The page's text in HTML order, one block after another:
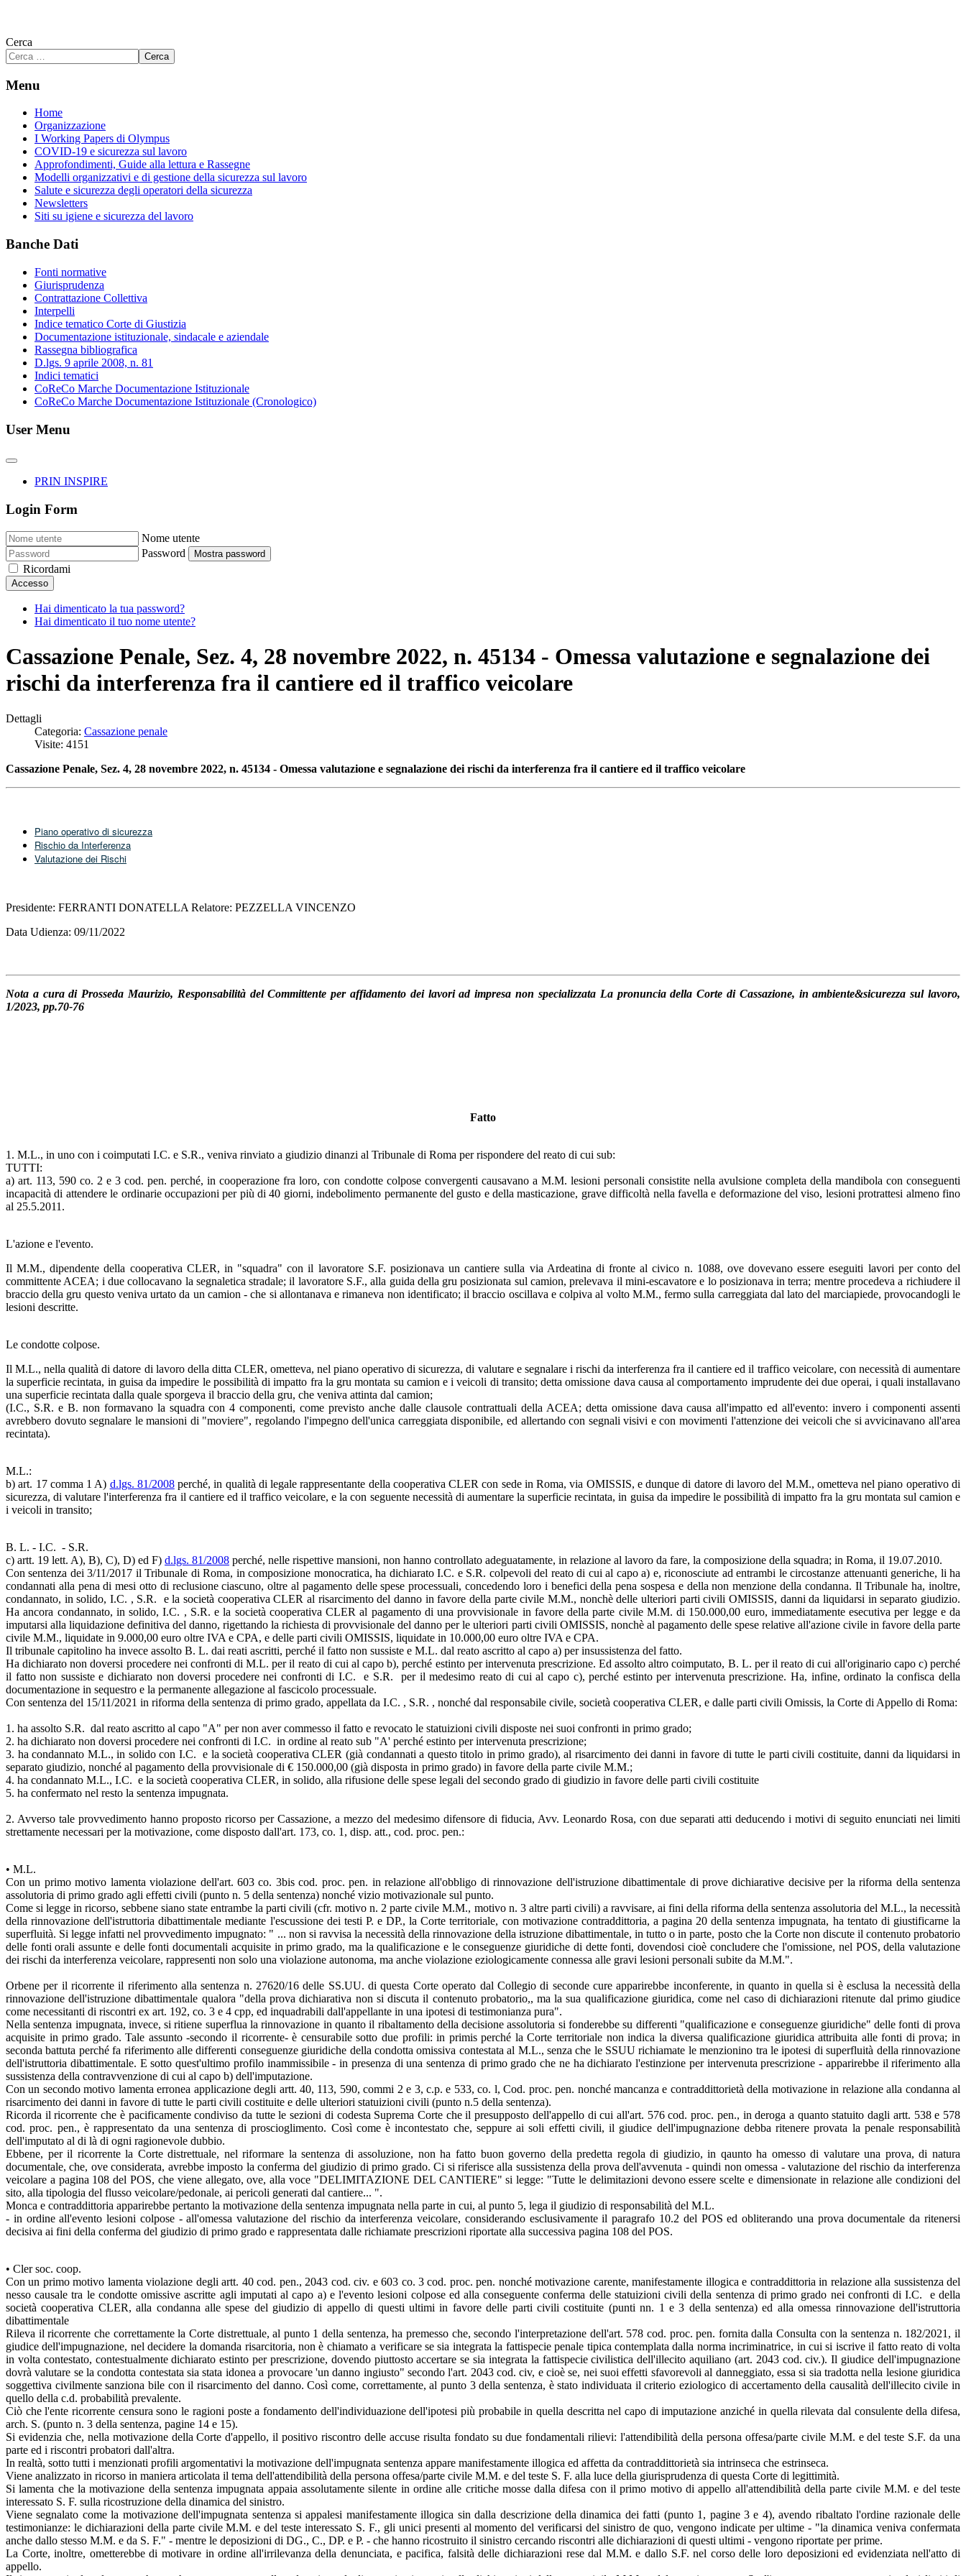
Cerca
Cerca
Menu
Home
Organizzazione
I Working Papers di Olympus
COVID-19 e sicurezza sul lavoro
Approfondimenti, Guide alla lettura e Rassegne
Modelli organizzativi e di gestione della sicurezza sul lavoro
Salute e sicurezza degli operatori della sicurezza
Newsletters
Siti su igiene e sicurezza del lavoro
Banche Dati
Fonti normative
Giurisprudenza
Contrattazione Collettiva
Interpelli
Indice tematico Corte di Giustizia
Documentazione istituzionale, sindacale e aziendale
Rassegna bibliografica
D.lgs. 9 aprile 2008, n. 81
Indici tematici
CoReCo Marche Documentazione Istituzionale
CoReCo Marche Documentazione Istituzionale (Cronologico)
User Menu
PRIN INSPIRE
Login Form
Nome utente
Password
Mostra password
Ricordami
Accesso
Hai dimenticato la tua password?
Hai dimenticato il tuo nome utente?
Cassazione Penale, Sez. 4, 28 novembre 2022, n. 45134 - Omessa valutazione e segnalazione dei
rischi da interferenza fra il cantiere ed il traffico veicolare
Dettagli
Categoria: Cassazione penale
Visite: 4151
Cassazione Penale, Sez. 4, 28 novembre 2022, n. 45134 - Omessa valutazione e segnalazione dei rischi da interferenza fra il cantiere ed il traffico veicolare
Piano operativo di sicurezza
Rischio da Interferenza
Valutazione dei Rischi
Presidente: FERRANTI DONATELLA Relatore: PEZZELLA VINCENZO
Data Udienza: 09/11/2022
Nota a cura di Prosseda Maurizio, Responsabilità del Committente per affidamento dei lavori ad impresa non specializzata La pronuncia della Corte di Cassazione, in ambiente&sicurezza sul lavoro,
1/2023, pp.70-76
Fatto
1. M.L., in uno con i coimputati I.C. e S.R., veniva rinviato a giudizio dinanzi al Tribunale di Roma per rispondere del reato di cui sub:
TUTTI:
a) art. 113, 590 co. 2 e 3 cod. pen. perché, in cooperazione fra loro, con condotte colpose convergenti causavano a M.M. lesioni personali consistite nella avulsione completa della mandibola con conseguenti
incapacità di attendere le ordinarie occupazioni per più di 40 giorni, indebolimento permanente del gusto e della masticazione, grave difficoltà nella favella e deformazione del viso, lesioni protrattesi almeno fino
al 25.5.2011.
L'azione e l'evento.
Il M.M., dipendente della cooperativa CLER, in "squadra" con il lavoratore S.F. posizionava un cantiere sulla via Ardeatina di fronte al civico n. 1088, ove dovevano essere eseguiti lavori per conto del
committente ACEA; i due collocavano la segnaletica stradale; il lavoratore S.F., alla guida della gru posizionata sul camion, prelevava il mini-escavatore e lo posizionava in terra; mentre procedeva a richiudere il
braccio della gru questo veniva urtato da un camion - che si allontanava e rimaneva non identificato; il braccio oscillava e colpiva al volto M.M., fermo sulla carreggiata dal lato del marciapiede, provocandogli le
lesioni descritte.
Le condotte colpose.
Il M.L., nella qualità di datore di lavoro della ditta CLER, ometteva, nel piano operativo di sicurezza, di valutare e segnalare i rischi da interferenza fra il cantiere ed il traffico veicolare, con necessità di aumentare
la superficie recintata, in guisa da impedire le possibilità di impatto fra la gru montata su camion e i veicoli di transito; detta omissione dava causa al comportamento imprudente dei due operai, i quali installavano
una superficie recintata dalla quale sporgeva il braccio della gru, che veniva attinta dal camion;
(I.C., S.R. e B. non formavano la squadra con 4 componenti, come previsto anche dalle clausole contrattuali della ACEA; detta omissione dava causa all'impatto ed all'evento: invero i componenti assenti
avrebbero dovuto segnalare le mansioni di "moviere", regolando l'impegno dell'unica carreggiata disponibile, ed allertando con segnali visivi e con movimenti l'attenzione dei veicoli che si avvicinavano all'area
recintata).
M.L.:
b) art. 17 comma 1 A) d.lgs. 81/2008perché, in qualità di legale rappresentante della cooperativa CLER con sede in Roma, via OMISSIS, e dunque di datore di lavoro del M.M., ometteva nel piano operativo di
sicurezza, di valutare l'interferenza fra il cantiere ed il traffico veicolare, e la con­ seguente necessità di aumentare la superficie recintata, in guisa da impedire le possibilità di impatto fra la gru montata sul camion e
i veicoli in transito;
B. L. - I.C. - S.R.
c) artt. 19 lett. A), B), C), D) ed F) d.lgs. 81/2008 perché, nelle rispettive mansioni, non hanno controllato adeguatamente, in relazione al lavoro da fare, la composizione della squadra; in Roma, il 19.07.2010.
Con sentenza dei 3/11/2017 il Tribunale di Roma, in composizione monocratica, ha dichiarato I.C. e S.R. colpevoli del reato di cui al capo a) e, riconosciute ad entrambi le circostanze attenuanti generiche, li ha
condannati alla pena di mesi otto di reclusione ciascuno, oltre al pagamento delle spese processuali, concedendo loro i benefici della pena sospesa e della non menzione della condanna. Il Tribunale ha, inoltre,
condannato, in solido, I.C. , S.R. e la società cooperativa CLER al risarcimento del danno in favore della parte civile M.M., nonchè delle ulteriori parti civili OMISSIS, danni da liquidarsi in separato giudizio.
Ha ancora condannato, in solido, I.C. , S.R. e la società cooperativa CLER al pagamento di una provvisionale in favore della parte civile M.M. di 150.000,00 euro, immediatamente esecutiva per legge e da
imputarsi alla liquidazione definitiva del danno, rigettando la richiesta di provvisionale del danno per le ulteriori parti civili OMISSIS, nonchè al pagamento delle spese relative all'azione civile in favore della parte
civile M.M., liquidate in 9.000,00 euro oltre IVA e CPA, e delle parti civili OMISSIS, liquidate in 10.000,00 euro oltre IVA e CPA.
Il tribunale capitolino ha invece assolto B. L. dai reati ascritti, perché il fatto non sussiste e M.L. dal reato ascritto al capo a) per insussistenza del fatto.
Ha dichiarato non doversi procedere nei confronti di M.L. per il reato di cui al capo b), perché estinto per intervenuta prescrizione. Ed assolto altro coimputato, B. L. per il reato di cui all'originario capo c) perché
il fatto non sussiste e dichiarato non doversi procedere nei confronti di I.C. e S.R. per il medesimo reato di cui al capo c), perché estinto per intervenuta prescrizione. Ha, infine, ordinato la confisca della
documentazione in sequestro e la permanente allegazione al fascicolo processuale.
Con sentenza del 15/11/2021 in riforma della sentenza di primo grado, appellata da I.C. , S.R. , nonché dal responsabile civile, società cooperativa CLER, e dalle parti civili Omissis, la Corte di Appello di Roma:
1. ha assolto S.R. dal reato ascritto al capo "A" per non aver commesso il fatto e revocato le statuizioni civili disposte nei suoi confronti in primo grado;
2. ha dichiarato non doversi procedere nei confronti di I.C. in ordine al reato sub "A' perché estinto per intervenuta prescrizione;
3. ha condannato M.L., in solido con I.C. e la società cooperativa CLER (già condannati a questo titolo in primo grado), al risarcimento dei danni in favore di tutte le parti civili costituite, danni da liquidarsi in
separato giudizio, nonché al pagamento della provvisionale di € 150.000,00 (già disposta in primo grado) in favore della parte civile M.M.;
4. ha condannato M.L., I.C. e la società cooperativa CLER, in solido, alla rifusione delle spese legali del secondo grado di giudizio in favore delle parti civili costituite
5. ha confermato nel resto la sentenza impugnata.
2. Avverso tale provvedimento hanno proposto ricorso per Cassazione, a mezzo del medesimo difensore di fiducia, Avv. Leonardo Rosa, con due separati atti deducendo i motivi di seguito enunciati nei limiti
strettamente necessari per la motivazione, come disposto dall'art. 173, co. 1, disp. att., cod. proc. pen.:
• M.L.
Con un primo motivo lamenta violazione dell'art. 603 co. 3bis cod. proc. pen. in relazione all'obbligo di rinnovazione dell'istruzione dibattimentale di prove dichiarative decisive per la riforma della sentenza
assolutoria di primo grado agli effetti civili (punto n. 5 della sentenza) nonché vizio motivazionale sul punto.
Come si legge in ricorso, sebbene siano state entrambe la parti civili (cfr. motivo n. 2 parte civile M.M., motivo n. 3 altre parti civili) a ravvisare, ai fini della riforma della sentenza assolutoria del M.L., la necessità
della rinnovazione dell'istruttoria dibattimentale mediante l'escussione dei testi P. e DP., la Corte territoriale, con motivazione contraddittoria, a pagina 20 della sentenza impugnata, ha tentato di giustificarne la
superfluità. Si legge infatti nel provvedimento impugnato: " ... non si ravvisa la necessità della rinnovazione della istruzione dibattimentale, in tutto o in parte, posto che la Corte non discute il contenuto probatorio
delle fonti orali assunte e delle fonti documentali acquisite in primo grado, ma la qualificazione e le conseguenze giuridiche di dette fonti, dovendosi cioè concludere che l'omissione, nel POS, della valutazione
dei rischi da interferenza veicolare, rappresenti non solo una violazione autonoma, ma anche violazione eziologicamente connessa alle gravi lesioni personali subite da M.M.".
Orbene per il ricorrente il riferimento alla sentenza n. 27620/16 delle SS.UU. di questa Corte operato dal Collegio di seconde cure apparirebbe inconferente, in quanto in quella si è esclusa la necessità della
rinnovazione dell'istruzione dibattimentale qualora "della prova dichiarativa non si discuta il contenuto probatorio,, ma la sua qualificazione giuridica, come nel caso di dichiarazioni ritenute dal primo giudice
come necessitanti di riscontri ex art. 192, co. 3 e 4 cpp, ed inquadrabili dall'appellante in una ipotesi di testimonianza pura".
Nella sentenza impugnata, invece, si ritiene superflua la rinnovazione in quanto il ribaltamento della decisione assolutoria si fonderebbe su differenti "qualificazione e conseguenze giuridiche" delle fonti di prova
acquisite in primo grado. Tale assunto -secondo il ricorrente- è censurabile sotto due profili: in primis perché la Corte territoriale non indica la diversa qualificazione giuridica attribuita alle fonti di prova; in
seconda battuta perché fa riferimento alle differenti conseguenze giuridiche della condotta omissiva contestata al M.L., senza che le SSUU richiamate le menzionino tra le ipotesi di superfluità della rinnovazione
dell'istruttoria dibattimentale. E sotto quest'ultimo profilo inammissibile - in presenza di una sentenza di primo grado che ne ha dichiarato l'estinzione per intervenuta prescrizione - apparirebbe il riferimento alla
sussistenza della contravvenzione di cui al capo b) dell'imputazione.
Con un secondo motivo lamenta erronea applicazione degli artt. 40, 113, 590, commi 2 e 3, c.p. e 533, co. l, Cod. proc. pen. nonché mancanza e contraddittorietà della motivazione in relazione alla condanna al
risarcimento dei danni in favore di tutte le parti civili costituite e delle ulteriori statuizioni civili (punto n.5 della sentenza).
Ricorda il ricorrente che è pacificamente condiviso da tutte le sezioni di codesta Suprema Corte che il presupposto dell'appello di cui all'art. 576 cod. proc. pen., in deroga a quanto statuito dagli artt. 538 e 578
cod. proc. pen., è rappresentato da una sentenza di proscioglimento. Così come è incontestato che, seppure ai soli effetti civili, il giudice dell'impugnazione debba ritenere provata la penale responsabilità
dell'imputato al di là di ogni ragionevole dubbio.
Ebbene, per il ricorrente la Corte distrettuale, nel riformare la sentenza di assoluzione, non ha fatto buon governo della predetta regola di giudizio, in qaunto ha omesso di valutare una prova, di natura
documentale, che, ove considerata, avrebbe imposto la conferma del giudizio di primo grado. Ci si riferisce alla sussistenza della prova dell'avvenuta - quindi non omessa - valutazione del rischio da interferenza
veicolare a pagina 108 del POS, che viene allegato, ove, alla voce "DELIMITAZIONE DEL CANTIERE" si legge: "Tutte le delimitazioni devono essere scelte e dimensionate in relazione alle condizioni del
sito, alla tipologia del flusso veicolare/pedonale, ai pericoli generati dal cantiere... ".
Monca e contraddittoria apparirebbe pertanto la motivazione della sentenza impugnata nella parte in cui, al punto 5, lega il giudizio di responsabilità del M.L.
- in ordine all'evento lesioni colpose - all'omessa valutazione del rischio da interferenza veicolare, considerando esclusivamente il paragrafo 10.2 del POS ed obliterando una prova documentale da ritenersi
decisiva ai fini della conferma del giudizio di primo grado e rappresentata dalle richiamate prescrizioni riportate alla successiva pagina 108 del POS.
• Cler soc. coop.
Con un primo motivo lamenta violazione degli artt. 40 cod. pen., 2043 cod. civ. e 603 co. 3 cod. proc. pen. nonché motivazione carente, manifestamente illogica e contraddittoria in relazione alla sussistenza del
nesso causale tra le condotte omissive ascritte agli imputati al capo a) e l'evento lesioni colpose ed alla conseguente conferma delle statuizioni civili della sentenza di primo grado nei confronti di I.C. e della
società cooperativa CLER, alla condanna alle spese del giudizio di appello di questi ultimi in favore delle parti civili costituite (punti nn. 1 e 3 della sentenza) ed alla omessa rinnovazione dell'istruttoria
dibattimentale
Rileva il ricorrente che correttamente la Corte distrettuale, al punto 1 della sentenza, ha premesso che, secondo l'interpretazione dell'art. 578 cod. proc. pen. fornita dalla Consulta con la sentenza n. 182/2021, il
giudice dell'impugnazione, nel decidere la domanda risarcitoria, non è chiamato a verificare se sia integrata la fattispecie penale tipica contemplata dalla norma incriminatrice, in cui si iscrive il fatto reato di volta
in volta contestato, contestualmente dichiarato estinto per prescrizione, dovendo piuttosto accertare se sia integrata la fattispecie civilistica dell'illecito aquiliano (art. 2043 cod. civ.). Il giudice dell'impugnazione
dovrà valutare se la condotta contestata sia stata idonea a provocare 'un danno ingiusto" secondo l'art. 2043 cod. civ, e cioè se, nei suoi effetti sfavorevoli al danneggiato, essa si sia tradotta nella lesione giuridica
soggettiva civilmente sanziona bile con il risarcimento del danno. Così come, correttamente, al punto 3 della sentenza, è stato individuata il criterio eziologico di accertamento della causalità dell'illecito civile in
quello della c.d. probabilità prevalente.
Ciò che l'ente ricorrente censura sono le ragioni poste a fondamento dell'individuazione dell'ipotesi più probabile in quella descritta nel capo di imputazione anziché in quella rilevata dal consulente della difesa,
arch. S. (punto n. 3 della sentenza, pagine 14 e 15).
Si evidenzia che, nella motivazione della Corte d'appello, il positivo riscontro delle accuse risulta fondato su due fondamentali rilievi: l'attendibilità della persona offesa/parte civile M.M. e del teste S.F. da una
parte ed i riscontri probatori dall'altra.
In realtà, sotto tutti i menzionati profili argomentativi la motivazione dell'impugnata sentenza appare manifestamente illogica ed affetta da contraddittorietà sia intrinseca che estrinseca.
Viene analizzato in ricorso in maniera articolata il tema dell'attendibilità della persona offesa/parte civile M.M. e del teste S. F. alla luce della giurisprudenza di questa Corte di legittimità.
Si lamenta che la motivazione della sentenza impugnata appaia assolutamente silente in ordine alle critiche mosse dalla difesa con il primo motivo di appello all'attendibilità della parte civile M.M. e del teste
interessato S. F. sulla ricostruzione della dinamica del sinistro.
Viene segnalato come la motivazione dell'impugnata sentenza si appalesi manifestamente illogica sin dalla descrizione della dinamica dei fatti (punto 1, pagine 3 e 4), avendo ribaltato l'ordine razionale delle
testimonianze: le dichiarazioni della parte civile M.M. e del teste interessato S. F., gli unici presenti al momento del verificarsi del sinistro de quo, vengono indicate per ultime - "la dinamica veniva confermata
anche dallo stesso M.M. e da S. F." - mentre le deposizioni di DG., C., DP. e P. - che hanno ricostruito il sinistro cercando riscontri alle dichiarazioni di questi ultimi - vengono riportate per prime.
La Corte, inoltre, ometterebbe di motivare in ordine all'irrilevanza della denunciata, e pacifica, falsità delle dichiarazioni rese dal M.M. e dallo S.F. nel corso delle loro deposizioni ed evidenziata nell'atto di
appello.